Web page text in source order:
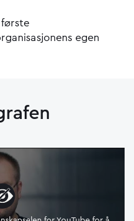
første
egen